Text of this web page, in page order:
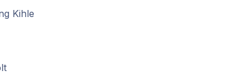
Kihle